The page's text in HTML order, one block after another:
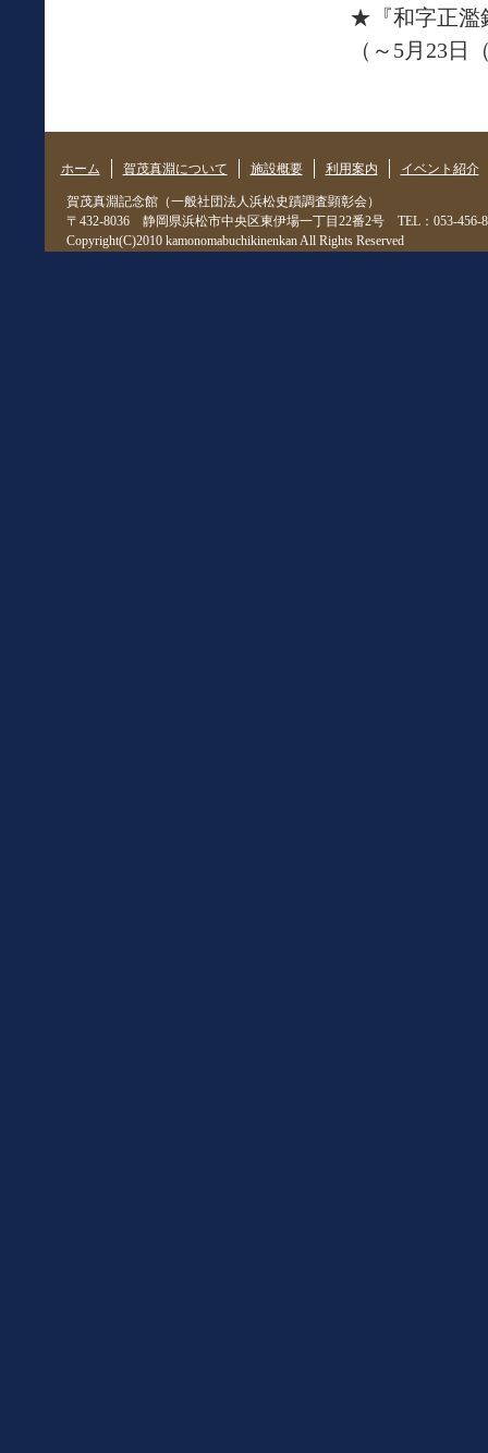
★『和字正濫
（～5月23日
ホーム 賀茂真淵について 施設概要 利用案内 イベント紹介
賀茂真淵記念館（一般社団法人浜松史蹟調査顕彰会）
〒432-8036 静岡県浜松市中央区東伊場一丁目22番2号 TEL：053-
Copyright(C)2010 kamonomabuchikinenkan All Rights Reserved